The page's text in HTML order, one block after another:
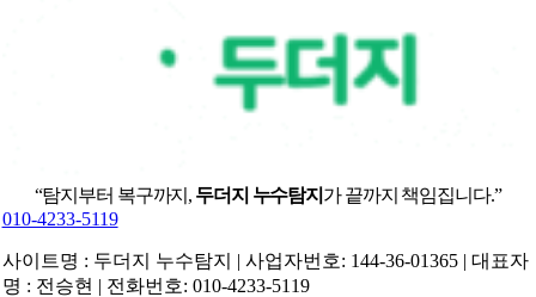
“탐지부터 복구까지, 두더지 누수탐지 가 끝까지 책임집니다.”
010-4233-5119
사이트명 : 두더지 누수탐지 | 사업자번호: 144-36-01365 | 대표자
명 : 전승현 | 전화번호: 010-4233-5119